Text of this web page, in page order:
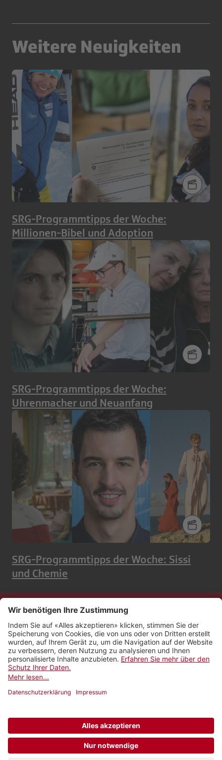
Weitere Neuigkeiten
SRG-Programmtipps der Woche:
Millionen-Bibel und Adoption
SRG-Programmtipps der Woche:
Uhrenmacher und Neuanfang
SRG-Programmtipps der Woche: Sissi
und Chemie
Kontakt
Impressum
Rechtliches
Netiquette
Newsletter abonnieren